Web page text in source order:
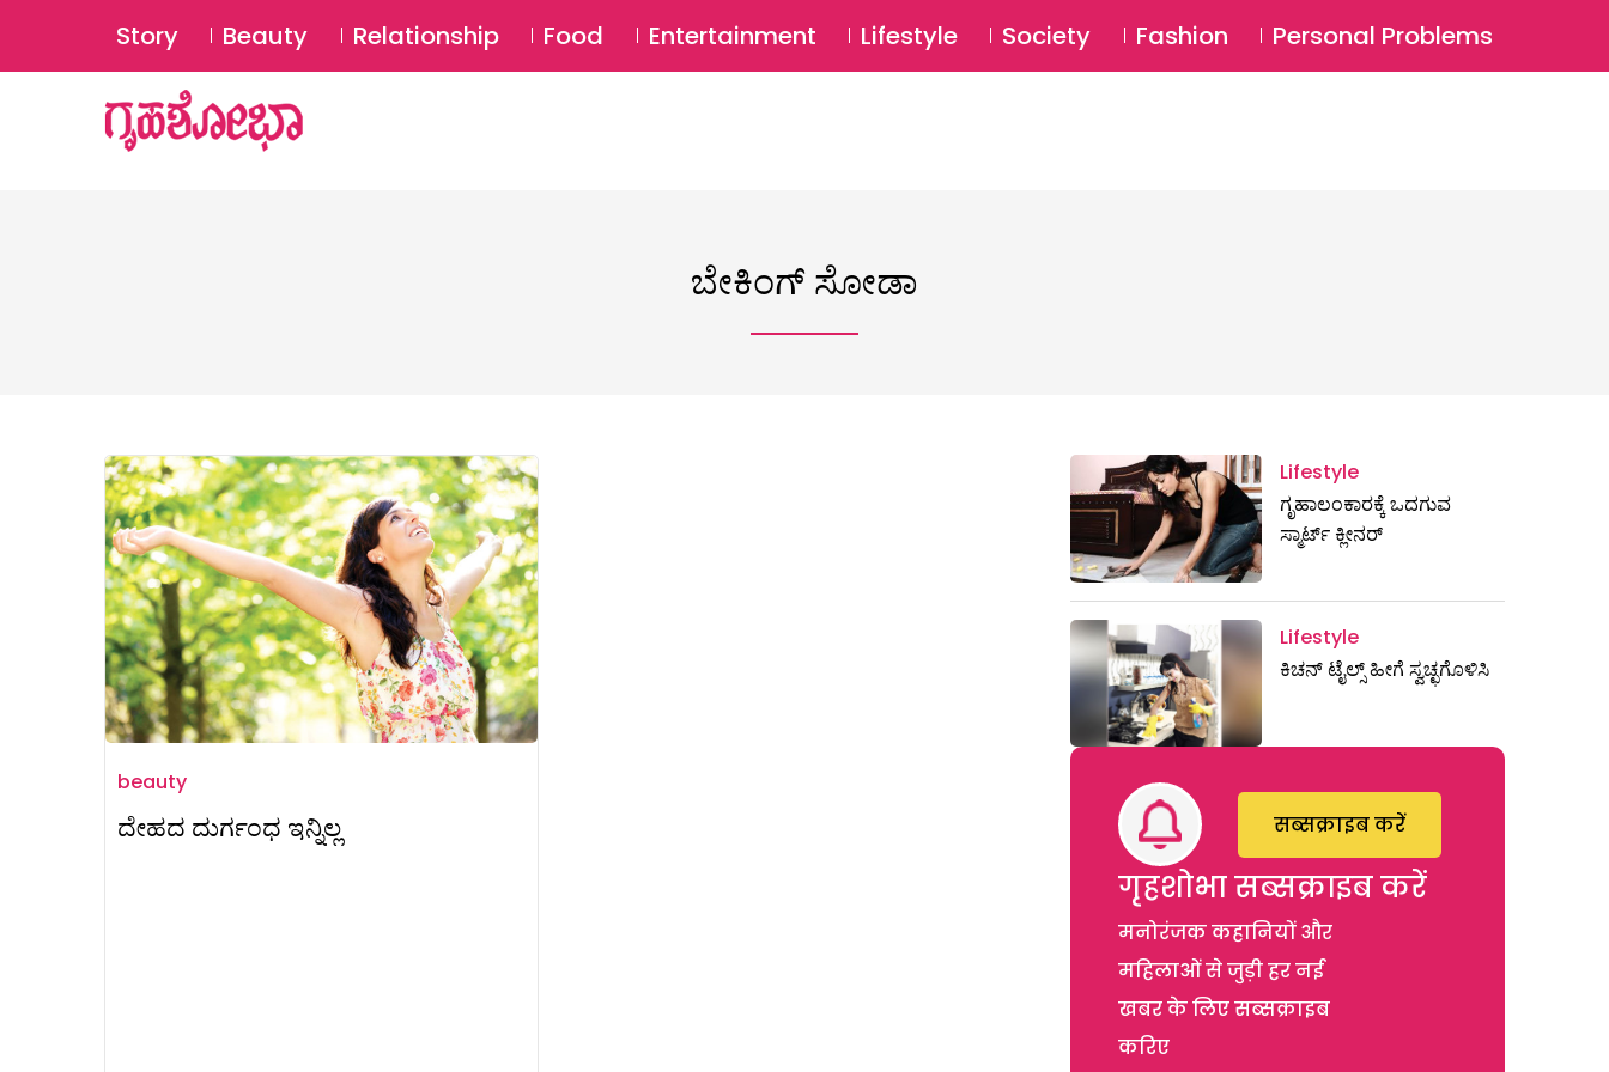
SUBSCRIBE Login ⚲
Story Beauty Relationship Food Entertainment Lifestyle Society Fashion Personal Problems
ಬೇಕಿಂಗ್ ಸೋಡಾ
beauty
ದೇಹದ ದುರ್ಗಂಧ ಇನ್ನಿಲ್ಲ
Lifestyle
ಗೃಹಾಲಂಕಾರಕ್ಕೆ ಒದಗುವ
ಸ್ಮಾರ್ಟ್ ಕ್ಲೀನರ್
Lifestyle
ಕಿಚನ್‌ ಟೈಲ್ಸ್ ಹೀಗೆ ಸ್ವಚ್ಛಗೊಳಿಸಿ
गृहशोभा सब्सक्राइब करें
मनोरंजक कहानियों और
महिलाओं से जुड़ी हर नई
खबर के लिए सब्सक्राइब
करिए
सब्सक्राइब करें